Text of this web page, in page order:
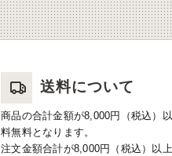
送料について
商品の合計金額が8,000円（税込）
料無料となります。
注文金額合計が8,000円（税込）以